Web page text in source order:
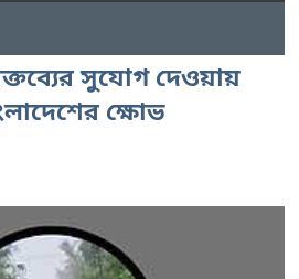
সুযোগ দেওয়ায়
ক্ষোভ